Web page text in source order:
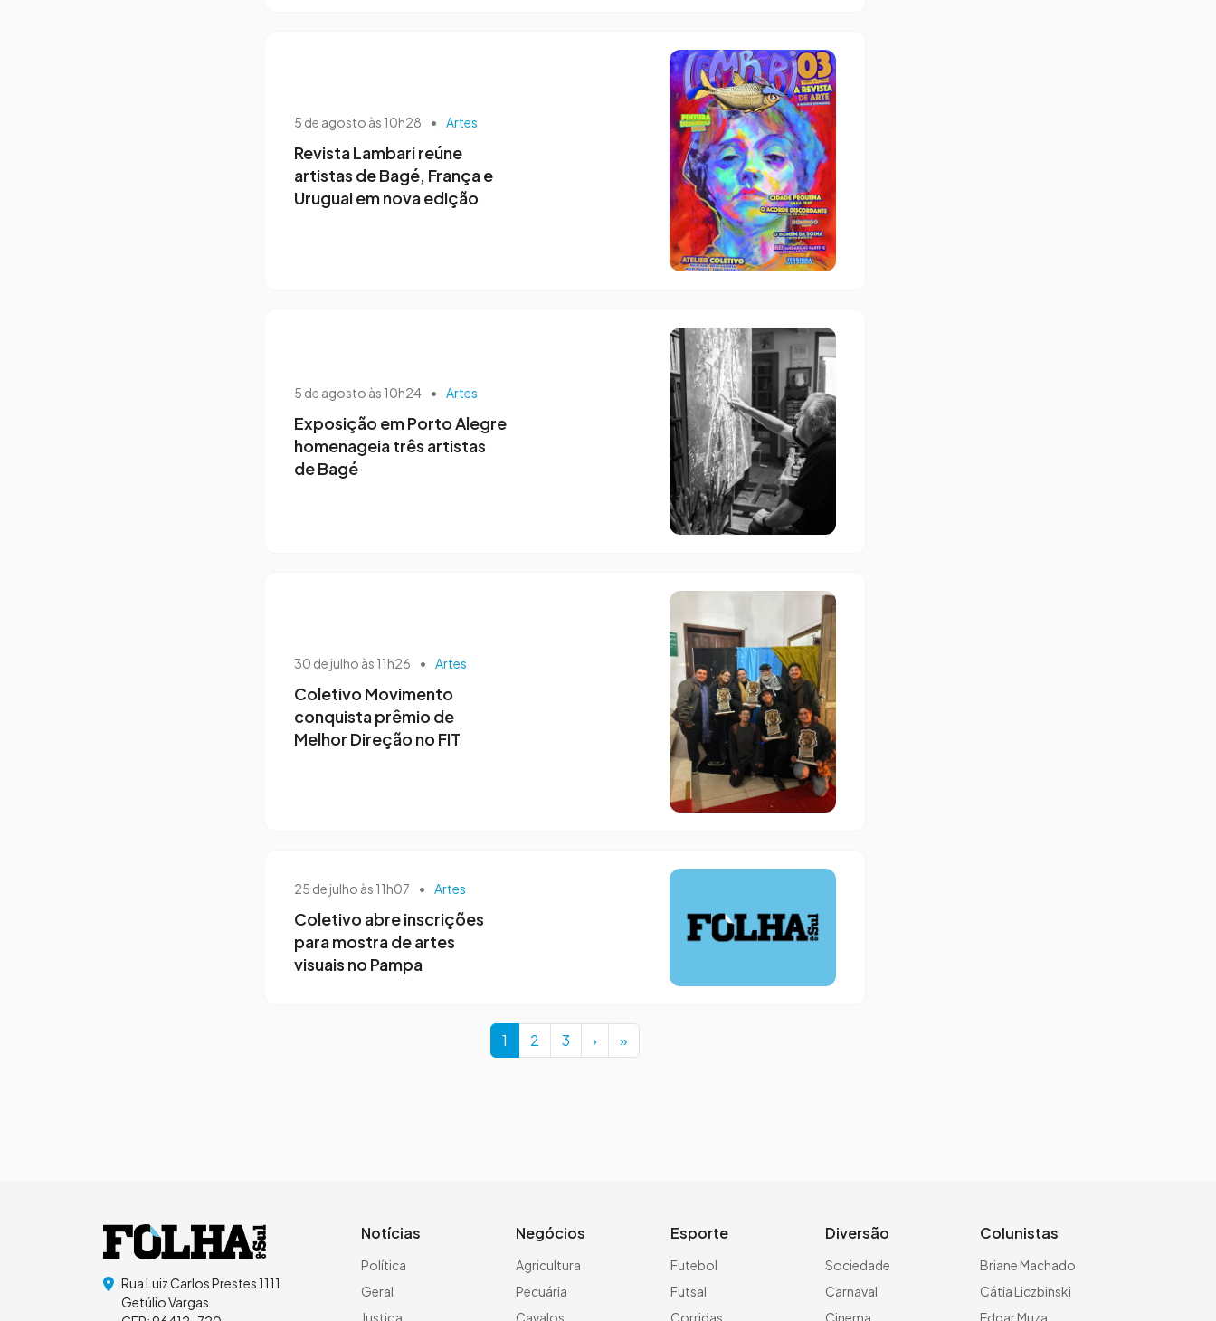
5 de agosto às 10h28 • Artes
Revista Lambari reúne
artistas de Bagé, França e
Uruguai em nova edição
5 de agosto às 10h24 • Artes
Exposição em Porto Alegre
homenageia três artistas
de Bagé
30 de julho às 11h26 • Artes
Coletivo Movimento
conquista prêmio de
Melhor Direção no FIT
25 de julho às 11h07 • Artes
Coletivo abre inscrições
para mostra de artes
visuais no Pampa
Current Page
1 Page
2 Page
3 › »
Rua Luiz Carlos Prestes 1111
Getúlio Vargas
Notícias
Política
Geral
Justiça
Negócios
Agricultura
Pecuária
Cavalos
Esporte
Futebol
Futsal
Corridas
Diversão
Sociedade
Carnaval
Cinema
Colunistas
Briane Machado
Cátia Liczbinski
Edgar Muza